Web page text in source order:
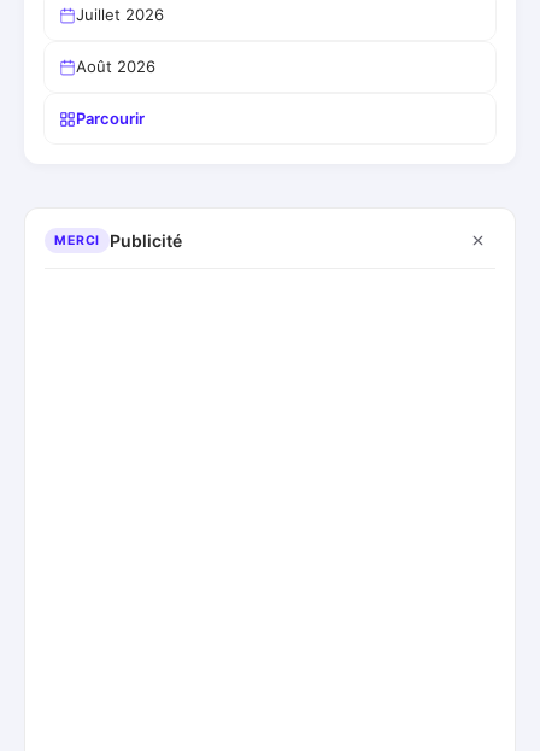
Juillet 2026
Août 2026
Parcourir
MERCI Publicité